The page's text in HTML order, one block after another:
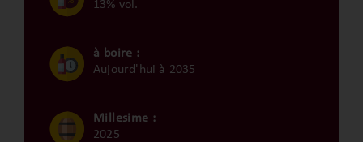
13% vol.
à boire :
Aujourd'hui à 2035
Millesime :
2025